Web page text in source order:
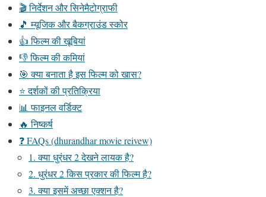
🎬 निर्देशन और सिनेमैटोग्राफी
🎵 म्यूजिक और बैकग्राउंड स्कोर
👍 फिल्म की खूबियां
👎 फिल्म की कमियां
🎯 क्या बनाता है इस फिल्म को खास?
⭐ दर्शकों की प्रतिक्रिया
📊 फाइनल वर्डिक्ट
🔥 निष्कर्ष
❓ FAQs (dhurandhar movie reivew)
1. क्या धुरंधर 2 देखने लायक है?
2. धुरंधर 2 किस प्रकार की फिल्म है?
3. क्या इसमें अच्छा एक्शन है?